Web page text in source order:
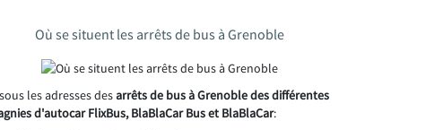
Où se situent les arrêts de bus à Grenoble
les adresses desarrêts de bus à Grenoble des différentes
d'autocar FlixBus, BlaBlaCar Bus et BlaBlaCar: